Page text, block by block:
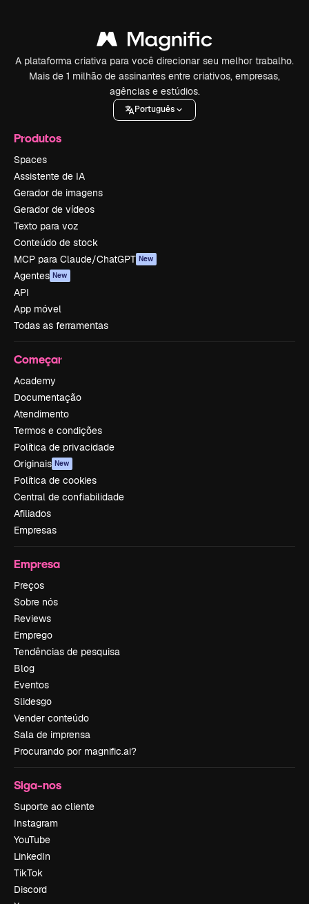
A plataforma criativa para você direcionar seu melhor trabalho.
Mais de 1 milhão de assinantes entre criativos, empresas,
agências e estúdios.
Português
Produtos
Spaces
Assistente de IA
Gerador de imagens
Gerador de vídeos
Texto para voz
Conteúdo de stock
MCP para Claude/ChatGPT New
Agentes New
API
App móvel
Todas as ferramentas
Começar
Academy
Documentação
Atendimento
Termos e condições
Política de privacidade
Originais New
Política de cookies
Central de confiabilidade
Afiliados
Empresas
Empresa
Preços
Sobre nós
Reviews
Emprego
Tendências de pesquisa
Blog
Eventos
Slidesgo
Vender conteúdo
Sala de imprensa
Procurando por magnific.ai?
Siga-nos
Suporte ao cliente
Instagram
YouTube
LinkedIn
TikTok
Discord